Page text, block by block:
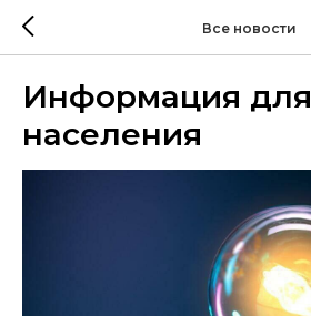
Все новости
Информация для
населения